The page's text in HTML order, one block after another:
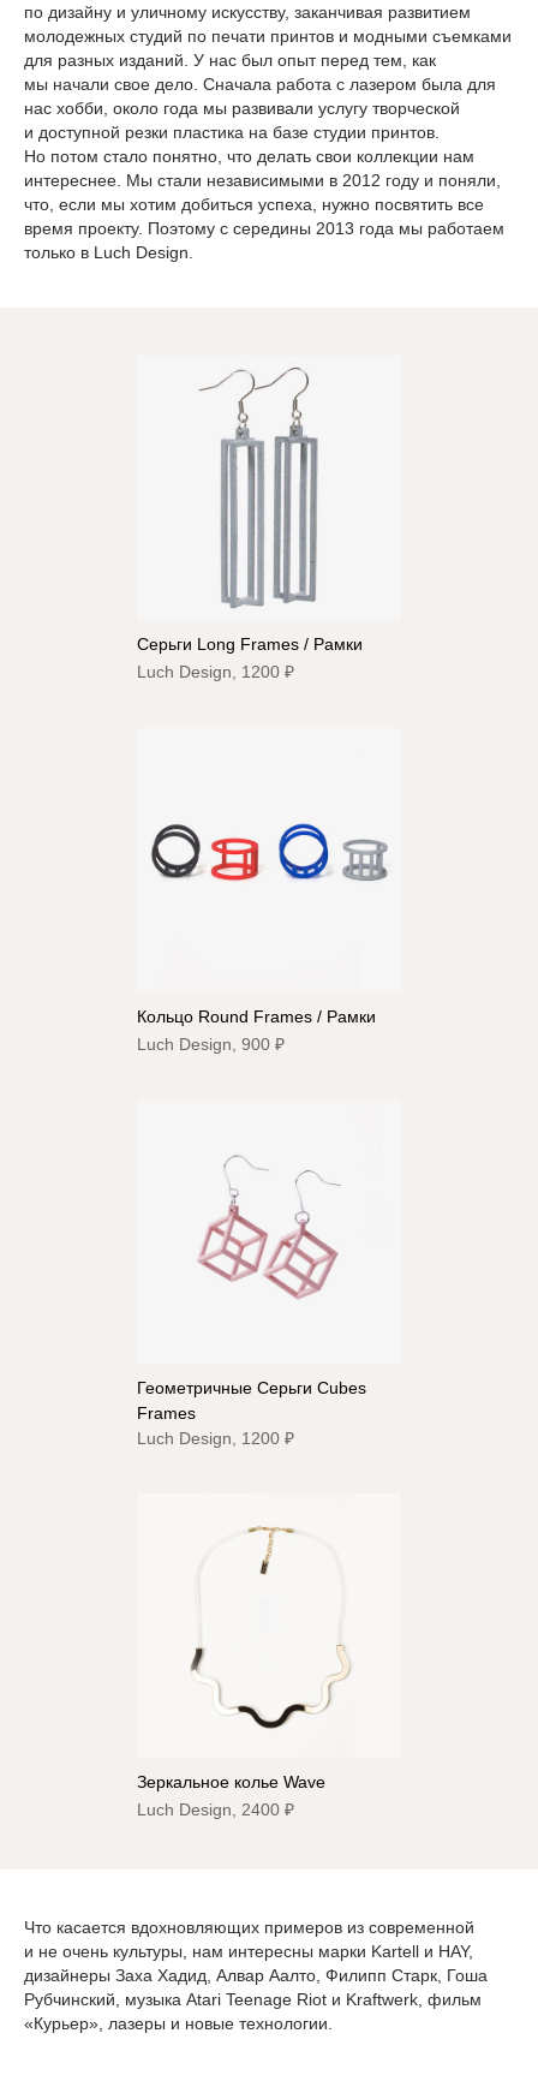
по дизайну и уличному искусству, заканчивая развитием
молодежных студий по печати принтов и модными съемками
для разных изданий. У нас был опыт перед тем, как
мы начали свое дело. Сначала работа с лазером была для
нас хобби, около года мы развивали услугу творческой
и доступной резки пластика на базе студии принтов.
Но потом стало понятно, что делать свои коллекции нам
интереснее. Мы стали независимыми в 2012 году и поняли,
что, если мы хотим добиться успеха, нужно посвятить все
время проекту. Поэтому с середины 2013 года мы работаем
только в Luch Design.
Серьги Long Frames / Рамки
Luch Design, 1200 ₽
Кольцо Round Frames / Рамки
Luch Design, 900 ₽
Геометричные Серьги Cubes
Frames
Luch Design, 1200 ₽
Зеркальное колье Wave
Luch Design, 2400 ₽
Что касается вдохновляющих примеров из современной
и не очень культуры, нам интересны марки Kartell и HAY,
дизайнеры Заха Хадид, Алвар Аалто, Филипп Старк, Гоша
Рубчинский, музыка Atari Teenage Riot и Kraftwerk, фильм
«Курьер», лазеры и новые технологии.